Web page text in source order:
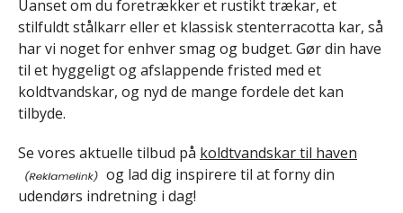
Uanset om du foretrækker et rustikt trækar, et
stilfuldt stålkarr eller et klassisk stenterracotta kar, så
har vi noget for enhver smag og budget. Gør din have
til et hyggeligt og afslappende fristed med et
koldtvandskar, og nyd de mange fordele det kan
tilbyde.
Se vores aktuelle tilbud på koldtvandskar til haven
og lad dig inspirere til at forny din
udendørs indretning i dag!